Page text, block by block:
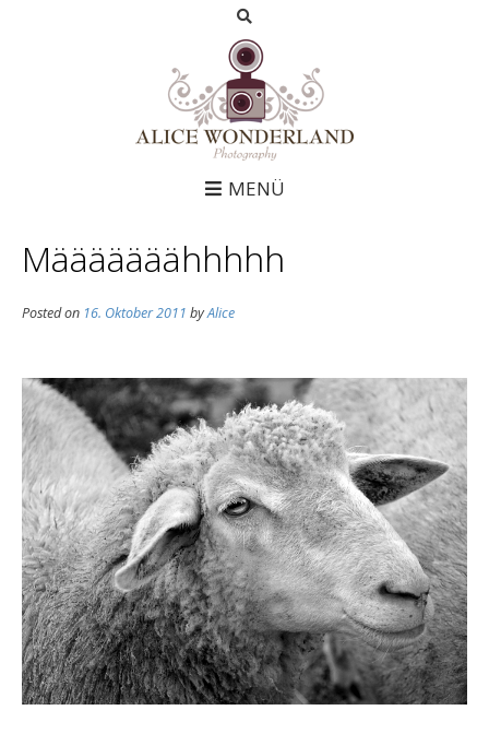
MENÜ
Määääääähhhhh
Posted on 16. Oktober 2011 byAlice